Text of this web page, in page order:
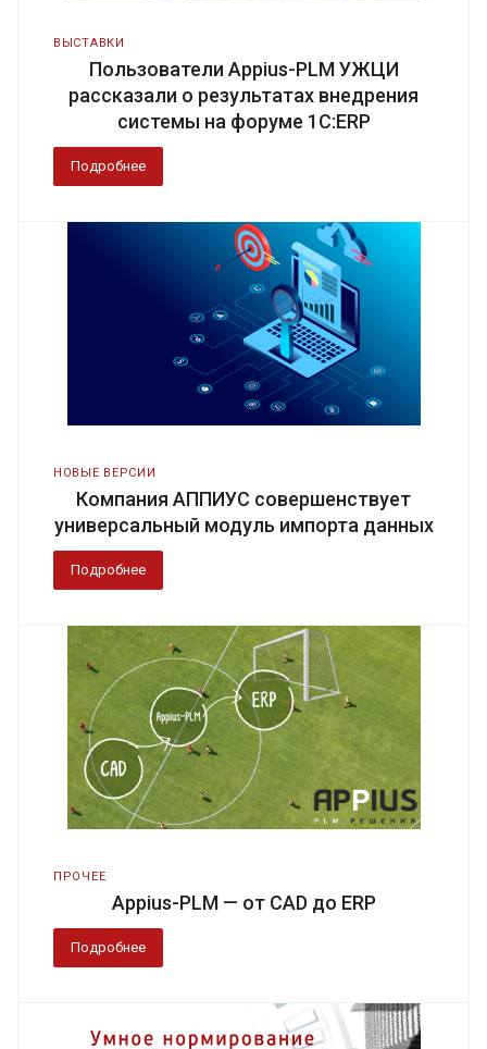
ВЫСТАВКИ
Пользователи Appius-PLM УЖЦИ
рассказали о результатах внедрения
системы на форуме 1С:ERP
Подробнее
НОВЫЕ ВЕРСИИ
Компания АППИУС совершенствует
универсальный модуль импорта данных
Подробнее
ПРОЧЕЕ
Appius-PLM — от CAD до ERP
Подробнее